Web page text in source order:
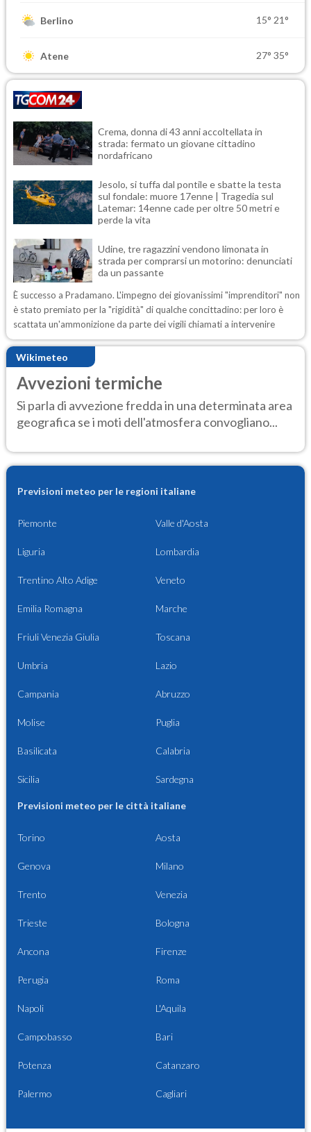
Berlino 15° 21°
Atene 27° 35°
Crema, donna di 43 anni accoltellata in
strada: fermato un giovane cittadino
nordafricano
Jesolo, si tuffa dal pontile e sbatte la testa
sul fondale: muore 17enne | Tragedia sul
Latemar: 14enne cade per oltre 50 metri e
perde la vita
Udine, tre ragazzini vendono limonata in
strada per comprarsi un motorino: denunciati
da un passante
È successo a Pradamano. L'impegno dei giovanissimi "imprenditori" non
è stato premiato per la "rigidità" di qualche concittadino: per loro è
scattata un'ammonizione da parte dei vigili chiamati a intervenire
Wikimeteo
Avvezioni termiche
Si parla di avvezione fredda in una determinata area
geografica se i moti dell'atmosfera convogliano...
Previsioni meteo per le regioni italiane
Piemonte Valle d'Aosta
Liguria Lombardia
Trentino Alto Adige Veneto
Emilia Romagna Marche
Friuli Venezia Giulia Toscana
Umbria Lazio
Campania Abruzzo
Molise Puglia
Basilicata Calabria
Sicilia Sardegna
Previsioni meteo per le città italiane
Torino Aosta
Genova Milano
Trento Venezia
Trieste Bologna
Ancona Firenze
Perugia Roma
Napoli L'Aquila
Campobasso Bari
Potenza Catanzaro
Palermo Cagliari